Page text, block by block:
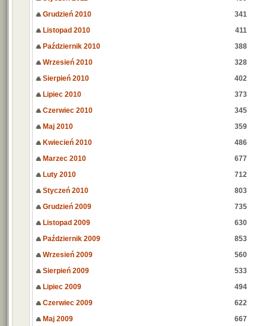
Grudzień 2010
341
Listopad 2010
411
Październik 2010
388
Wrzesień 2010
328
Sierpień 2010
402
Lipiec 2010
373
Czerwiec 2010
345
Maj 2010
359
Kwiecień 2010
486
Marzec 2010
677
Luty 2010
712
Styczeń 2010
803
Grudzień 2009
735
Listopad 2009
630
Październik 2009
853
Wrzesień 2009
560
Sierpień 2009
533
Lipiec 2009
494
Czerwiec 2009
622
Maj 2009
667